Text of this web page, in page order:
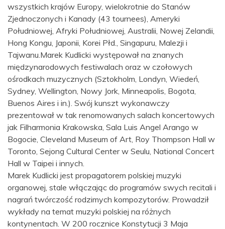
wszystkich krajów Europy, wielokrotnie do Stanów
Zjednoczonych i Kanady (43 tournees), Ameryki
Południowej, Afryki Południowej, Australii, Nowej Zelandii,
Hong Kongu, Japonii, Korei Płd., Singapuru, Malezji i
Tajwanu.Marek Kudlicki występował na znanych
międzynarodowych festiwalach oraz w czołowych
ośrodkach muzycznych (Sztokholm, Londyn, Wiedeń,
Sydney, Wellington, Nowy Jork, Minneapolis, Bogota,
Buenos Aires i in.). Swój kunszt wykonawczy
prezentował w tak renomowanych salach koncertowych
jak Filharmonia Krakowska, Sala Luis Angel Arango w
Bogocie, Cleveland Museum of Art, Roy Thompson Hall w
Toronto, Sejong Cultural Center w Seulu, National Concert
Hall w Taipei i innych.
Marek Kudlicki jest propagatorem polskiej muzyki
organowej, stale włączając do programów swych recitali i
nagrań twórczość rodzimych kompozytorów. Prowadził
wykłady na temat muzyki polskiej na różnych
kontynentach. W 200 rocznice Konstytucji 3 Maja